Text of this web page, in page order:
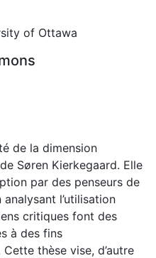
of Ottawa
de la dimension
Søren Kierkegaard. Elle
par des penseurs de
l’utilisation
critiques font des
à des fins
thèse vise, d’autre